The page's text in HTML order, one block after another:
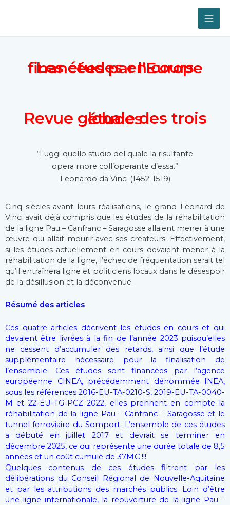
Les études en cours financées par l’Europe
Revue globale des trois études
“Fuggi quello studio del quale la risultante
opera more coll’operante d’essa.”
Leonardo da Vinci (1452-1519)
Cinq siècles avant leurs réalisations, le grand Léonard de
Vinci avait déjà compris que les études de la réhabilitation
de la ligne Pau – Canfranc – Saragosse allaient mener à une
œuvre qui allait mourir avec ses créateurs. Effectivement,
si les études actuellement en cours devaient mener à la
réhabilitation de la ligne, l’échec de fréquentation serait tel
qu’il entraînera ligne et politiciens locaux dans le désespoir
de la désillusion et la déconvenue.
Résumé des articl es
Ces quatre articles décrivent les études en cours et qui
devaient être livrées à la fin de l’année 2023 puisqu’elles
ne cessent d’accumuler des retards, ainsi que l’étude
supplémentaire nécessaire pour la finalisation de
l’ensemble. Ces études sont financées par l’agence
européenne CINEA, précédemment dénommée INEA,
sous les références 2016-EU-TA-0210-S, 2019-EU-TA-0040-
M et 22-EU-TG-PCZ 2022, elles prennent en compte la
réhabilitation de la ligne Pau – Canfranc – Saragosse et le
tunnel ferroviaire du Somport. L’ensemble de ces études
a débuté en juillet 2017 et devrait se terminer en
décembre 2025, ce qui représente une durée totale de 8,5
années et un coût cumulé de 37M€ !!!
Quelques contenus de ces études filtrent par les
délibérations du Conseil Régional de Nouvelle-Aquitaine
et par les attributions des marchés publics. Loin d’être
une ligne internationale, la réouverture de la ligne Pau –